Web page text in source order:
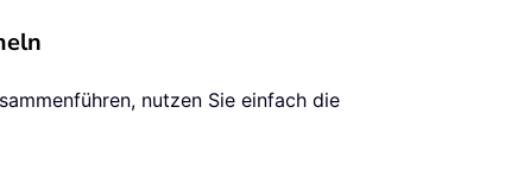
nutzen Sie einfach die